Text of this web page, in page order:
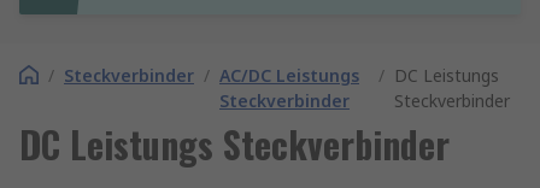
/ Steckverbinder / AC/DC Leistungs
Steckverbinder
/ DC Leistungs
Steckverbinder
DC Leistungs Steckverbinder